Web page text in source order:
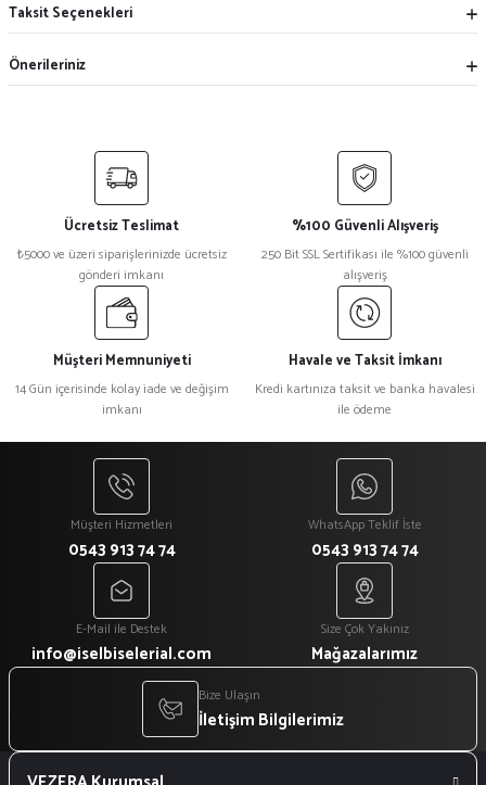
Taksit Seçenekleri
Önerileriniz
Ücretsiz Teslimat
₺5000 ve üzeri siparişlerinizde ücretsiz
gönderi imkanı
%100 Güvenli Alışveriş
250 Bit SSL Sertifikası ile %100 güvenli
alışveriş
Müşteri Memnuniyeti
14 Gün içerisinde kolay iade ve değişim
imkanı
Havale ve Taksit İmkanı
Kredi kartınıza taksit ve banka havalesi
ile ödeme
Müşteri Hizmetleri
0543 913 74 74
WhatsApp Teklif İste
0543 913 74 74
E-Mail ile Destek
info@iselbiselerial.com
Size Çok Yakınız
Mağazalarımız
Bize Ulaşın
İletişim Bilgilerimiz